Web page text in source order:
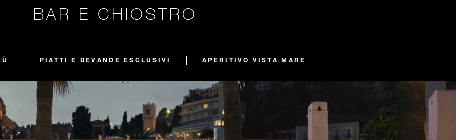
BAR E CHIOSTRO
PIATTI E BEVANDE ESCLUSIVI APERITIVO VISTA MARE